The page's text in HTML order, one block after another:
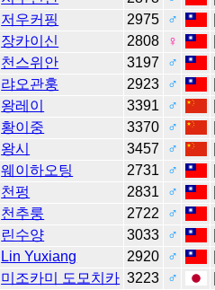
저우커핑 2975 ♂
장카이신 2808 ♀
천스위안 3197 ♂
랴오관훙 2923 ♂
왕레이 3391 ♂
황이중 3370 ♂
왕시 3457 ♂
웨이하오팅 2731 ♂
천펑 2831 ♂
천추룽 2722 ♂
린수양 3033 ♂
Lin Yuxiang 2920 ♂
미조카미 도모치카 3223 ♂